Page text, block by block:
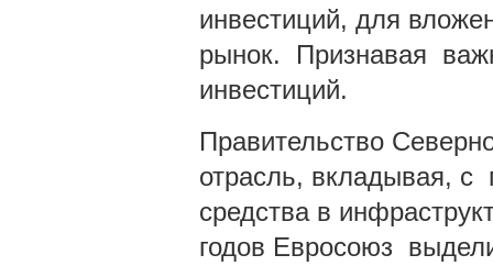
инвестиций, для
рынок. Признавая
инвестиций.
Правительство
отрасль, вкладывая,
средства в
годов Евросоюз